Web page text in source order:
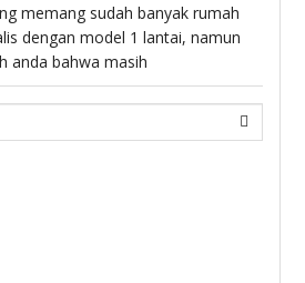
memang sudah banyak rumah
dengan model 1 lantai, namun
anda bahwa masih